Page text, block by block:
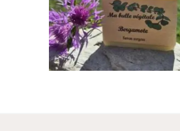
AJOUTER AU PANIER